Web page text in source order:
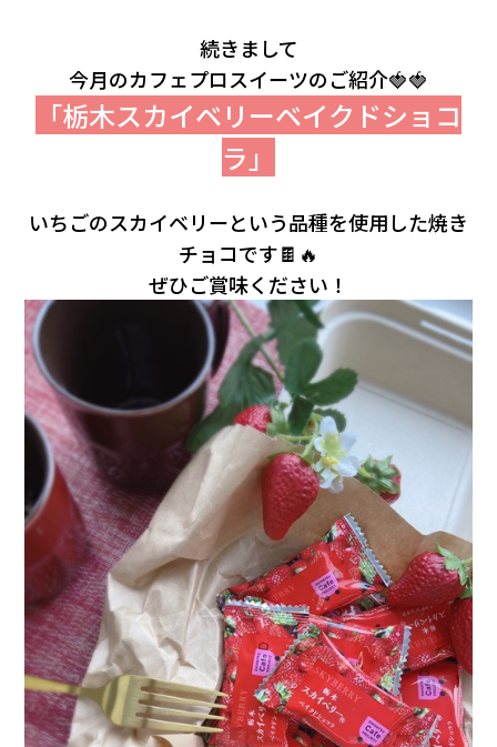
続きまして
今月のカフェプロスイーツのご紹介🍓🍓
「栃木スカイベリーベイクドショコ
ラ」
いちごのスカイベリーという品種を使用した焼き
チョコです🍫🔥
ぜひご賞味ください！